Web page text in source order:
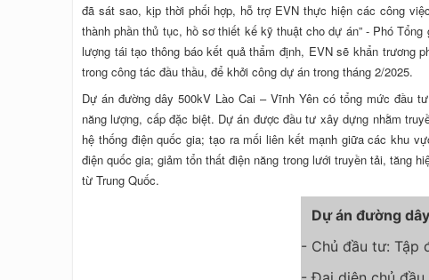
đã sát sao, kịp thời phối hợp, hỗ trợ EVN thực hiện các công
thành phần thủ tục, hồ sơ thiết kế kỹ thuật cho dự án” - Phó
lượng tái tạo thông báo kết quả thẩm định, EVN sẽ khẩn trương
trong công tác đầu thầu, để khởi công dự án trong tháng 2/2025.
Dự án đường dây 500kV Lào Cai – Vĩnh Yên có tổng mức đầu
năng lượng, cấp đặc biệt. Dự án được đầu tư xây dựng nhằm
hệ thống điện quốc gia; tạo ra mối liên kết mạnh giữa các khu
điện quốc gia; giảm tổn thất điện năng trong lưới truyền tải, tăng
từ Trung Quốc.
Dự án đường
- Chủ đầu tư: Tập